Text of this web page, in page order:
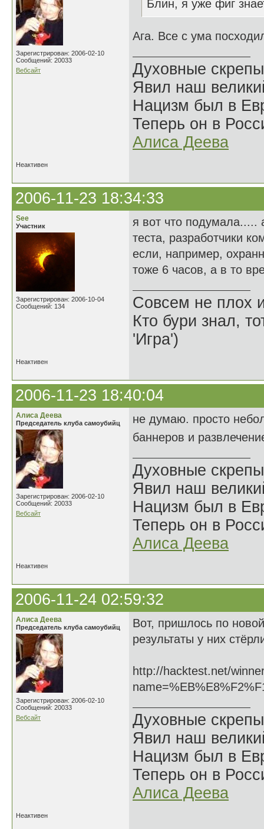
Зарегистрирован: 2006-02-10
Сообщений: 20033
Вебсайт
Блин, я уже фиг
Ага. Все с ума
Духовные
Явил наш
Нацизм был в
Теперь он в
Алиса Деева
Неактивен
2006-11-23 18:34:33
See
Участник
Зарегистрирован: 2006-10-04
Сообщений: 134
я вот что подумала.....
теста, разработчики
если, например,
тоже 6 часов, а в то
Совсем не плох
Кто бури знал,
'Игра')
Неактивен
2006-11-23 18:40:04
Алиса Деева
Председатель клуба самоубийц
Зарегистрирован: 2006-02-10
Сообщений: 20033
Вебсайт
не думаю. просто
баннеров и
Духовные
Явил наш
Нацизм был в
Теперь он в
Алиса Деева
Неактивен
2006-11-24 02:59:32
Алиса Деева
Председатель клуба самоубийц
Зарегистрирован: 2006-02-10
Сообщений: 20033
Вебсайт
Вот, пришлось по
результаты у них
http://hacktest.net/
Духовные
Явил наш
Нацизм был в
Теперь он в
Алиса Деева
Неактивен